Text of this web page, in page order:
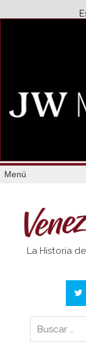
Menú
La Historia